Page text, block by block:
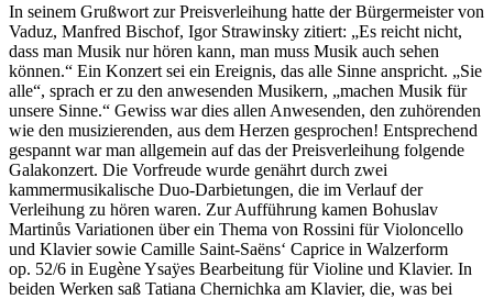
In seinem Grußwort zur Preisverleihung hatte der Bürgermeister von
Vaduz, Manfred Bischof, Igor Strawinsky zitiert: „Es reicht nicht,
dass man Musik nur hören kann, man muss Musik auch sehen
können.“ Ein Konzert sei ein Ereignis, das alle Sinne anspricht. „Sie
alle“, sprach er zu den anwesenden Musikern, „machen Musik für
unsere Sinne.“ Gewiss war dies allen Anwesenden, den zuhörenden
wie den musizierenden, aus dem Herzen gesprochen! Entsprechend
gespannt war man allgemein auf das der Preisverleihung folgende
Galakonzert. Die Vorfreude wurde genährt durch zwei
kammermusikalische Duo-Darbietungen, die im Verlauf der
Verleihung zu hören waren. Zur Aufführung kamen Bohuslav
Martinůs Variationen über ein Thema von Rossini für Violoncello
und Klavier sowie Camille Saint-Saëns‘ Caprice in Walzerform
op. 52/6 in Eugène Ysaÿes Bearbeitung für Violine und Klavier. In
beiden Werken saß Tatiana Chernichka am Klavier, die, was bei